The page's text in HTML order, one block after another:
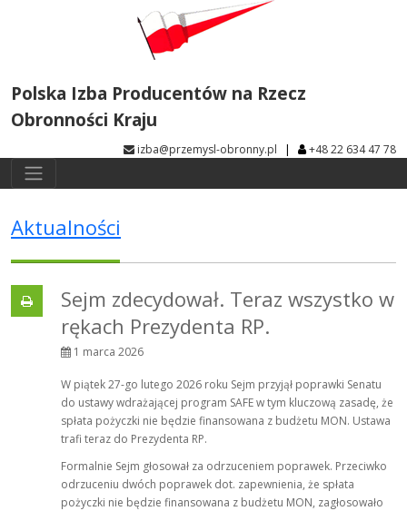
Polska Izba Producentów na Rzecz
Obronności Kraju
izba@przemysl-obronny.pl | +48 22 634 47 78
Aktualności
Sejm zdecydował. Teraz wszystko w
rękach Prezydenta RP.
1 marca 2026
W piątek 27-go lutego 2026 roku Sejm przyjął poprawki Senatu
do ustawy wdrażającej program SAFE w tym kluczową zasadę, że
spłata pożyczki nie będzie finansowana z budżetu MON. Ustawa
trafi teraz do Prezydenta RP.
Formalnie Sejm głosował za odrzuceniem poprawek. Przeciwko
odrzuceniu dwóch poprawek dot. zapewnienia, że spłata
pożyczki nie będzie finansowana z budżetu MON, zagłosowało